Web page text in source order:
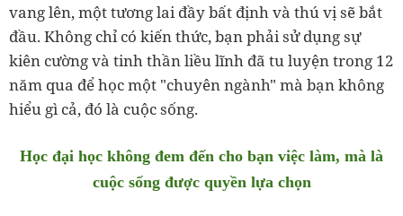
vang lên, một tương lai đầy bất định và thú vị sẽ bắt
đầu. Không chỉ có kiến thức, bạn phải sử dụng sự
kiên cường và tinh thần liều lĩnh đã tu luyện trong 12
năm qua để học một "chuyên ngành" mà bạn không
hiểu gì cả, đó là cuộc sống.
Học đại học không đem đến cho bạn việc làm, mà là
cuộc sống được quyền lựa chọn